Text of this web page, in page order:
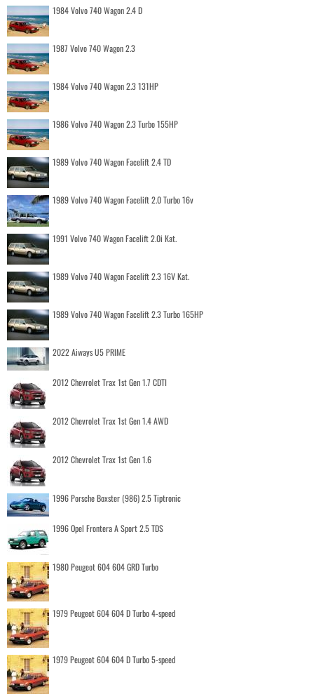
1984 Volvo 740 Wagon 2.4 D
1987 Volvo 740 Wagon 2.3
1984 Volvo 740 Wagon 2.3 131HP
1986 Volvo 740 Wagon 2.3 Turbo 155HP
1989 Volvo 740 Wagon Facelift 2.4 TD
1989 Volvo 740 Wagon Facelift 2.0 Turbo 16v
1991 Volvo 740 Wagon Facelift 2.0i Kat.
1989 Volvo 740 Wagon Facelift 2.3 16V Kat.
1989 Volvo 740 Wagon Facelift 2.3 Turbo 165HP
2022 Aiways U5 PRIME
2012 Chevrolet Trax 1st Gen 1.7 CDTI
2012 Chevrolet Trax 1st Gen 1.4 AWD
2012 Chevrolet Trax 1st Gen 1.6
1996 Porsche Boxster (986) 2.5 Tiptronic
1996 Opel Frontera A Sport 2.5 TDS
1980 Peugeot 604 604 GRD Turbo
1979 Peugeot 604 604 D Turbo 4-speed
1979 Peugeot 604 604 D Turbo 5-speed